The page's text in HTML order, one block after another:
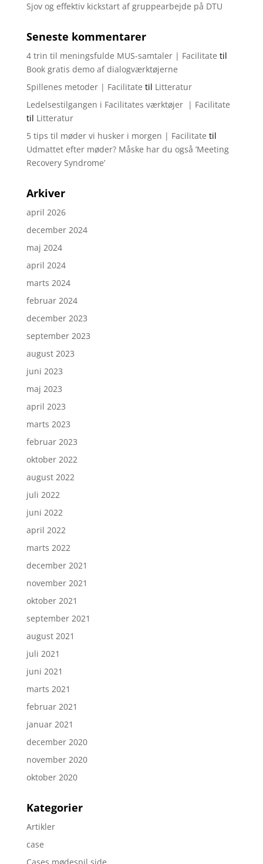
Sjov og effektiv kickstart af gruppearbejde på DTU
Seneste kommentarer
4 trin til meningsfulde MUS-samtaler | Facilitate til
Book gratis demo af dialogværktøjerne
Spillenes metoder | Facilitate til Litteratur
Ledelsestilgangen i Facilitates værktøjer | Facilitate
til Litteratur
5 tips til møder vi husker i morgen | Facilitate til
Udmattet efter møder? Måske har du også ’Meeting
Recovery Syndrome’
Arkiver
april 2026
december 2024
maj 2024
april 2024
marts 2024
februar 2024
december 2023
september 2023
august 2023
juni 2023
maj 2023
april 2023
marts 2023
februar 2023
oktober 2022
august 2022
juli 2022
juni 2022
april 2022
marts 2022
december 2021
november 2021
oktober 2021
september 2021
august 2021
juli 2021
juni 2021
marts 2021
februar 2021
januar 2021
december 2020
november 2020
oktober 2020
Kategorier
Artikler
case